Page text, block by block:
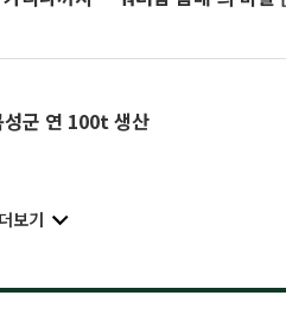
군 연 100t 생산
더보기